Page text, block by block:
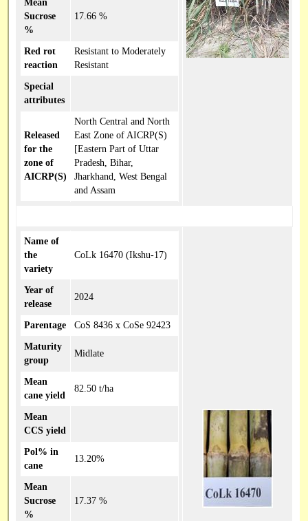
Mean
Sucrose
%
17.66 %
Red rot
reaction
Resistant to Moderately
Resistant
Special
attributes
Released
for the
zone of
AICRP(S)
North Central and North
East Zone of AICRP(S)
[Eastern Part of Uttar
Pradesh, Bihar,
Jharkhand, West Bengal
and Assam
Name of
the
variety
CoLk 16470 (Ikshu-17)
Year of
release
2024
Parentage CoS 8436 x CoSe 92423
Maturity
group
Midlate
Mean
cane yield
82.50 t/ha
Mean
CCS yield
Pol% in
cane
13.20%
Mean
Sucrose
%
17.37 %